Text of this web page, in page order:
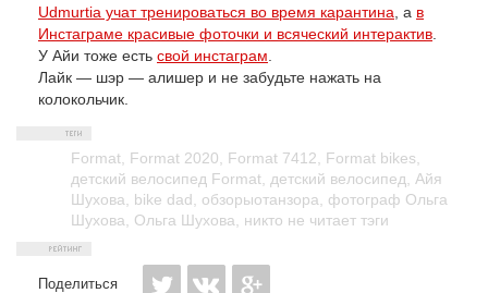
Udmurtia учат тренироваться во время карантина , а в
Инстаграме красивые фоточки и всяческий интерактив
У Айи тоже есть свой инстаграм
Лайк — шэр — алишер и не забудьте нажать на
колокольчик.
Format Format 2020 Format 7412 Format bikes
детский велосипед Format детский велосипед
Айя
Шухова
bike dad обзорыотанзора
фотограф Ольга
Шухова
Ольга Шухова никто не читает тэги
Поделиться